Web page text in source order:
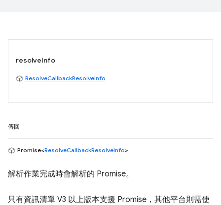
resolveInfo
ResolveCallbackResolveInfo
傳回
Promise<ResolveCallbackResolveInfo>
解析作業完成時會解析的 Promise。
只有資訊清單 V3 以上版本支援 Promise，其他平台則需使